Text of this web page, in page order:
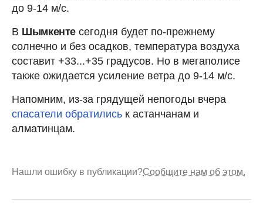
до 9-14 м/с.
В Шымкенте сегодня будет по-прежнему
солнечно и без осадков, температура воздуха
составит +33...+35 градусов. Но в мегаполисе
также ожидается усиление ветра до 9-14 м/с.
Напомним, из-за грядущей непогоды вчера
спасатели обратились к астанчанам и
алматинцам.
Нашли ошибку в публикации?Сообщите нам об этом.